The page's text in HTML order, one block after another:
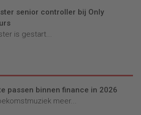
senior controller bij Only
is gestart...
passen binnen finance in 2026
meer...